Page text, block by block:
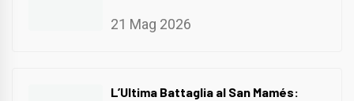
21 Mag 2026
L’Ultima Battaglia al San Mamés: